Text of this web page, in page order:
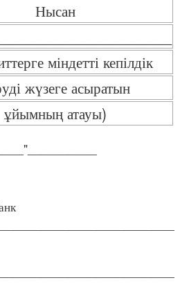
Нысан
міндетті кепілдік
жүзеге асыратын
ұйымның атауы)